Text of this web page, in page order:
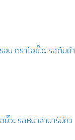
บ ตราโอยั๊วะ รสต้มยำ
วะ รสหม่าล่าบาร์บีคิว